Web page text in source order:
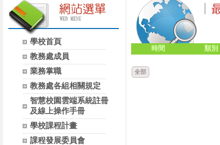
學校首頁
教務處成員
業務掌職
教務處各組相關規定
智慧校園雲端系統註冊
及線上操作手冊
學校課程計畫
課程發展委員會
時間 類別
全部